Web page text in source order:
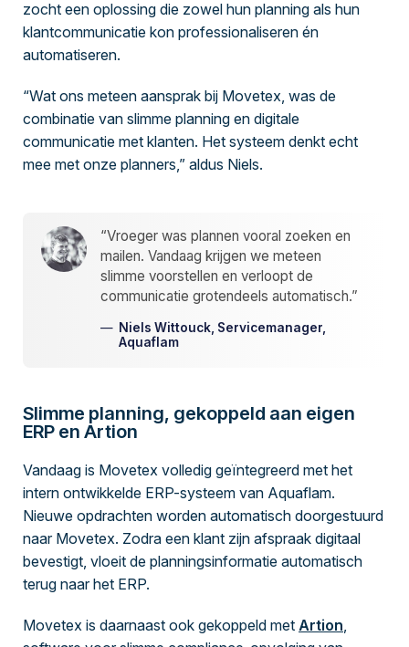
zocht een oplossing die zowel hun planning als hun
klantcommunicatie kon professionaliseren én
automatiseren.
“Wat ons meteen aansprak bij Movetex, was de
combinatie van slimme planning en digitale
communicatie met klanten. Het systeem denkt echt
mee met onze planners,” aldus Niels.
“Vroeger was plannen vooral zoeken en
mailen. Vandaag krijgen we meteen
slimme voorstellen en verloopt de
communicatie grotendeels automatisch.”
Niels Wittouck, Servicemanager,
Aquaflam
Slimme planning, gekoppeld aan eigen
ERP en Artion
Vandaag is Movetex volledig geïntegreerd met het
intern ontwikkelde ERP-systeem van Aquaflam.
Nieuwe opdrachten worden automatisch doorgestuurd
naar Movetex. Zodra een klant zijn afspraak digitaal
bevestigt, vloeit de planningsinformatie automatisch
terug naar het ERP.
Movetex is daarnaast ook gekoppeld met Artion